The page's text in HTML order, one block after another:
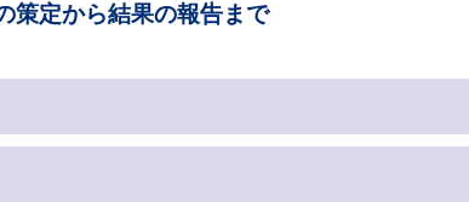
策定から結果の報告まで